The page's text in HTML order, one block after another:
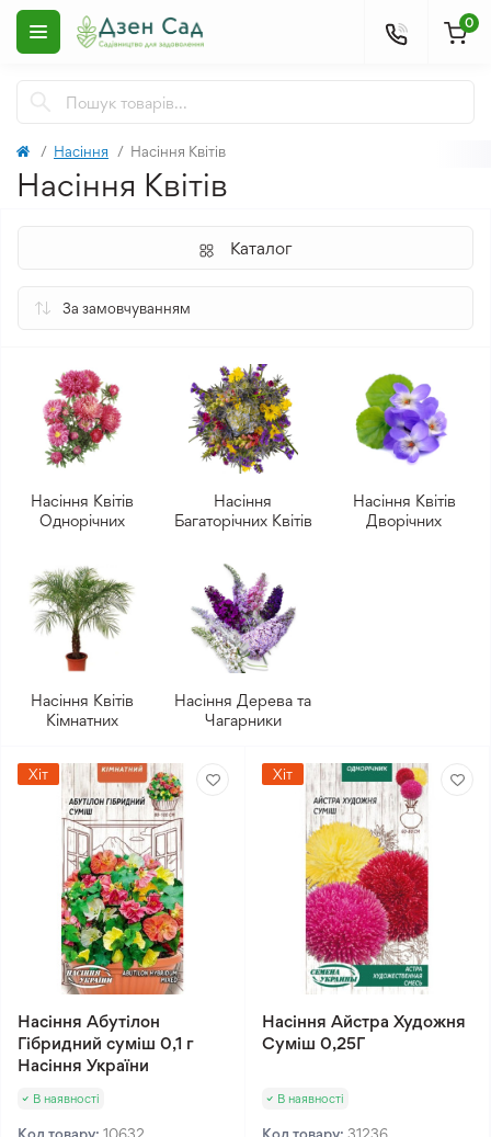
0
Насіння Насіння Квітів
Насіння Квітів
Каталог
Насіння Квітів
Однорічних
Насіння
Багаторічних Квітів
Насіння Квітів
Дворічних
Насіння Квітів
Кімнатних
Насіння Дерева та
Чагарники
Хіт
Насіння Абутілон
Гібридний суміш 0,1 г
Насіння України
В наявності
Хіт
Насіння Айстра Художня
Суміш 0,25Г
В наявності